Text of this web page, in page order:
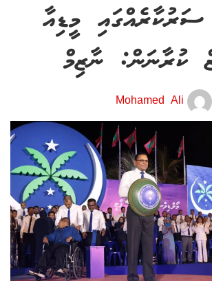
ސަރުކާރެއްގައި މީޑިއާ
ކުރާނަން: ނާޒިމް
Mohamed Ali